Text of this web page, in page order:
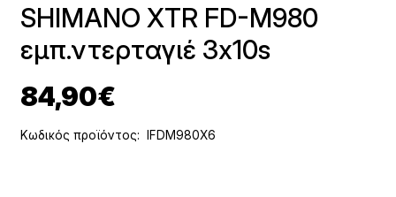
SHIMANO XTR FD-M980
εμπ.ντερταγιέ 3x10s
84,90€
Κωδικός προϊόντος: IFDM980X6